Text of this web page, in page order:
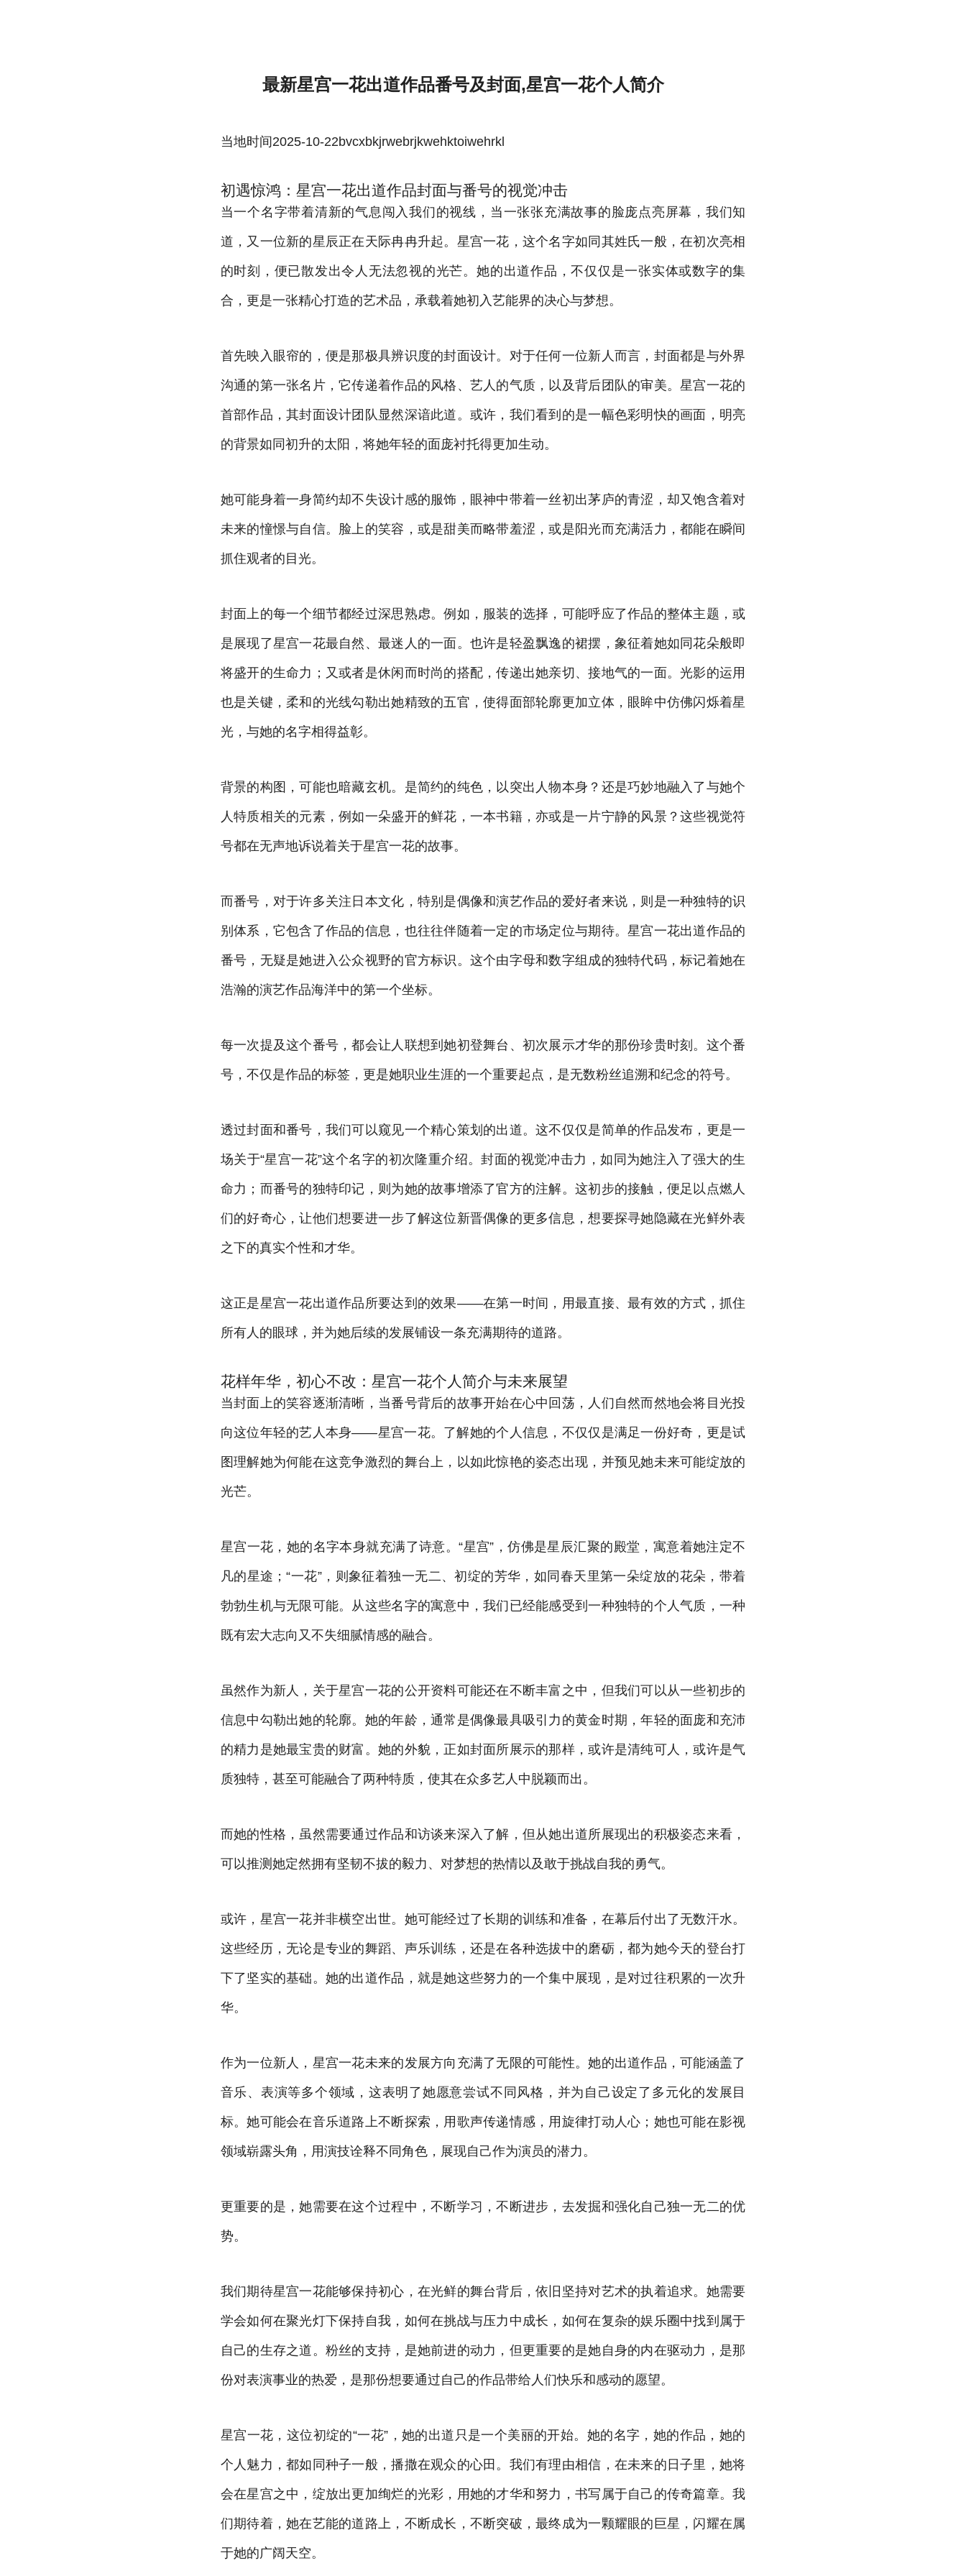
最新星宫一花出道作品番号及封面,星宫一花个人简介
当地时间2025-10-22bvcxbkjrwebrjkwehktoiwehrkl
初遇惊鸿：星宫一花出道作品封面与番号的视觉冲击
当一个名字带着清新的气息闯入我们的视线，当一张张充满故事的脸庞点亮屏幕，我们知
道，又一位新的星辰正在天际冉冉升起。星宫一花，这个名字如同其姓氏一般，在初次亮相
的时刻，便已散发出令人无法忽视的光芒。她的出道作品，不仅仅是一张实体或数字的集
合，更是一张精心打造的艺术品，承载着她初入艺能界的决心与梦想。
首先映入眼帘的，便是那极具辨识度的封面设计。对于任何一位新人而言，封面都是与外界
沟通的第一张名片，它传递着作品的风格、艺人的气质，以及背后团队的审美。星宫一花的
首部作品，其封面设计团队显然深谙此道。或许，我们看到的是一幅色彩明快的画面，明亮
的背景如同初升的太阳，将她年轻的面庞衬托得更加生动。
她可能身着一身简约却不失设计感的服饰，眼神中带着一丝初出茅庐的青涩，却又饱含着对
未来的憧憬与自信。脸上的笑容，或是甜美而略带羞涩，或是阳光而充满活力，都能在瞬间
抓住观者的目光。
封面上的每一个细节都经过深思熟虑。例如，服装的选择，可能呼应了作品的整体主题，或
是展现了星宫一花最自然、最迷人的一面。也许是轻盈飘逸的裙摆，象征着她如同花朵般即
将盛开的生命力；又或者是休闲而时尚的搭配，传递出她亲切、接地气的一面。光影的运用
也是关键，柔和的光线勾勒出她精致的五官，使得面部轮廓更加立体，眼眸中仿佛闪烁着星
光，与她的名字相得益彰。
背景的构图，可能也暗藏玄机。是简约的纯色，以突出人物本身？还是巧妙地融入了与她个
人特质相关的元素，例如一朵盛开的鲜花，一本书籍，亦或是一片宁静的风景？这些视觉符
号都在无声地诉说着关于星宫一花的故事。
而番号，对于许多关注日本文化，特别是偶像和演艺作品的爱好者来说，则是一种独特的识
别体系，它包含了作品的信息，也往往伴随着一定的市场定位与期待。星宫一花出道作品的
番号，无疑是她进入公众视野的官方标识。这个由字母和数字组成的独特代码，标记着她在
浩瀚的演艺作品海洋中的第一个坐标。
每一次提及这个番号，都会让人联想到她初登舞台、初次展示才华的那份珍贵时刻。这个番
号，不仅是作品的标签，更是她职业生涯的一个重要起点，是无数粉丝追溯和纪念的符号。
透过封面和番号，我们可以窥见一个精心策划的出道。这不仅仅是简单的作品发布，更是一
场关于“星宫一花”这个名字的初次隆重介绍。封面的视觉冲击力，如同为她注入了强大的生
命力；而番号的独特印记，则为她的故事增添了官方的注解。这初步的接触，便足以点燃人
们的好奇心，让他们想要进一步了解这位新晋偶像的更多信息，想要探寻她隐藏在光鲜外表
之下的真实个性和才华。
这正是星宫一花出道作品所要达到的效果——在第一时间，用最直接、最有效的方式，抓住
所有人的眼球，并为她后续的发展铺设一条充满期待的道路。
花样年华，初心不改：星宫一花个人简介与未来展望
当封面上的笑容逐渐清晰，当番号背后的故事开始在心中回荡，人们自然而然地会将目光投
向这位年轻的艺人本身——星宫一花。了解她的个人信息，不仅仅是满足一份好奇，更是试
图理解她为何能在这竞争激烈的舞台上，以如此惊艳的姿态出现，并预见她未来可能绽放的
光芒。
星宫一花，她的名字本身就充满了诗意。“星宫”，仿佛是星辰汇聚的殿堂，寓意着她注定不
凡的星途；“一花”，则象征着独一无二、初绽的芳华，如同春天里第一朵绽放的花朵，带着
勃勃生机与无限可能。从这些名字的寓意中，我们已经能感受到一种独特的个人气质，一种
既有宏大志向又不失细腻情感的融合。
虽然作为新人，关于星宫一花的公开资料可能还在不断丰富之中，但我们可以从一些初步的
信息中勾勒出她的轮廓。她的年龄，通常是偶像最具吸引力的黄金时期，年轻的面庞和充沛
的精力是她最宝贵的财富。她的外貌，正如封面所展示的那样，或许是清纯可人，或许是气
质独特，甚至可能融合了两种特质，使其在众多艺人中脱颖而出。
而她的性格，虽然需要通过作品和访谈来深入了解，但从她出道所展现出的积极姿态来看，
可以推测她定然拥有坚韧不拔的毅力、对梦想的热情以及敢于挑战自我的勇气。
或许，星宫一花并非横空出世。她可能经过了长期的训练和准备，在幕后付出了无数汗水。
这些经历，无论是专业的舞蹈、声乐训练，还是在各种选拔中的磨砺，都为她今天的登台打
下了坚实的基础。她的出道作品，就是她这些努力的一个集中展现，是对过往积累的一次升
华。
作为一位新人，星宫一花未来的发展方向充满了无限的可能性。她的出道作品，可能涵盖了
音乐、表演等多个领域，这表明了她愿意尝试不同风格，并为自己设定了多元化的发展目
标。她可能会在音乐道路上不断探索，用歌声传递情感，用旋律打动人心；她也可能在影视
领域崭露头角，用演技诠释不同角色，展现自己作为演员的潜力。
更重要的是，她需要在这个过程中，不断学习，不断进步，去发掘和强化自己独一无二的优
势。
我们期待星宫一花能够保持初心，在光鲜的舞台背后，依旧坚持对艺术的执着追求。她需要
学会如何在聚光灯下保持自我，如何在挑战与压力中成长，如何在复杂的娱乐圈中找到属于
自己的生存之道。粉丝的支持，是她前进的动力，但更重要的是她自身的内在驱动力，是那
份对表演事业的热爱，是那份想要通过自己的作品带给人们快乐和感动的愿望。
星宫一花，这位初绽的“一花”，她的出道只是一个美丽的开始。她的名字，她的作品，她的
个人魅力，都如同种子一般，播撒在观众的心田。我们有理由相信，在未来的日子里，她将
会在星宫之中，绽放出更加绚烂的光彩，用她的才华和努力，书写属于自己的传奇篇章。我
们期待着，她在艺能的道路上，不断成长，不断突破，最终成为一颗耀眼的巨星，闪耀在属
于她的广阔天空。